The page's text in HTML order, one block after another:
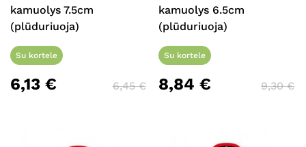
kamuolys 7.5cm
(plūduriuoja)
Su kortele
6,13 € 6,45€
kamuolys 6.5cm
(plūduriuoja)
Su kortele
8,84€ 9,30€